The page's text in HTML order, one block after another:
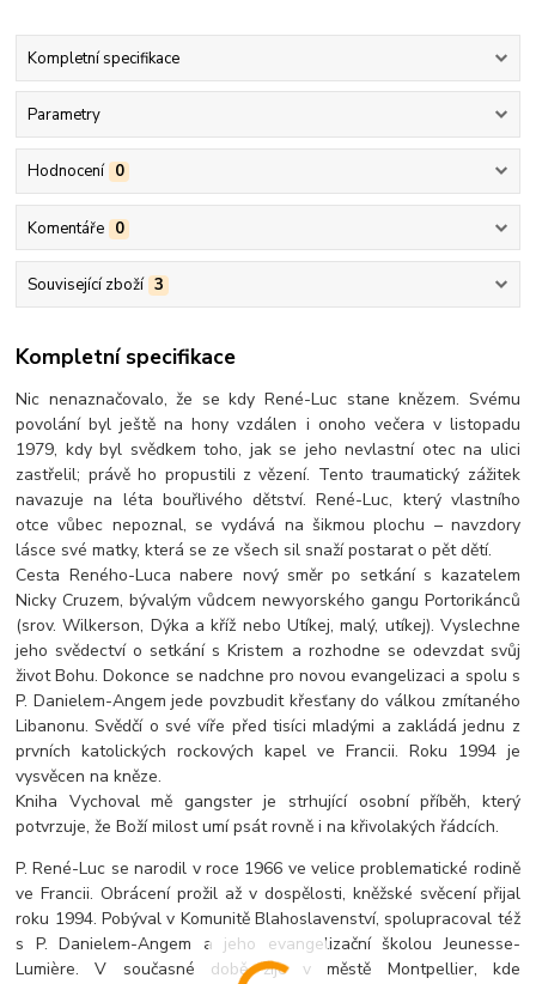
Kompletní specifikace
Parametry
Hodnocení 0
Komentáře 0
Související zboží 3
Kompletní specifikace
Nic nenaznačovalo, že se kdy René-Luc stane knězem. Svému
povolání byl ještě na hony vzdálen i onoho večera v listopadu
1979, kdy byl svědkem toho, jak se jeho nevlastní otec na ulici
zastřelil; právě ho propustili z vězení. Tento traumatický zážitek
navazuje na léta bouřlivého dětství. René-Luc, který vlastního
otce vůbec nepoznal, se vydává na šikmou plochu – navzdory
lásce své matky, která se ze všech sil snaží postarat o pět dětí.
Cesta Reného-Luca nabere nový směr po setkání s kazatelem
Nicky Cruzem, bývalým vůdcem newyorského gangu Portorikánců
(srov. Wilkerson, Dýka a kříž nebo Utíkej, malý, utíkej). Vyslechne
jeho svědectví o setkání s Kristem a rozhodne se odevzdat svůj
život Bohu. Dokonce se nadchne pro novou evangelizaci a spolu s
P. Danielem-Angem jede povzbudit křesťany do válkou zmítaného
Libanonu. Svědčí o své víře před tisíci mladými a zakládá jednu z
prvních katolických rockových kapel ve Francii. Roku 1994 je
vysvěcen na kněze.
Kniha Vychoval mě gangster je strhující osobní příběh, který
potvrzuje, že Boží milost umí psát rovně i na křivolakých řádcích.
P. René-Luc se narodil v roce 1966 ve velice problematické rodině
ve Francii. Obrácení prožil až v dospělosti, kněžské svěcení přijal
roku 1994. Pobýval v Komunitě Blahoslavenství, spolupracoval též
s P. Danielem-Angem a jeho evangelizační školou Jeunesse-
Lumière. V současné době žije v městě Montpellier, kde